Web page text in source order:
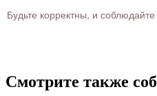
Будьте корректны, и
Смотрите также